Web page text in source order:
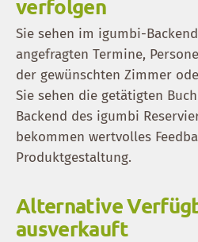
verfolgen
Sie sehen im igumbi-
angefragten Termine,
der gewünschten Zimmer
Sie sehen die getätigten
Backend des igumbi
bekommen wertvolles
Produktgestaltung.
Alternative
ausverkauft